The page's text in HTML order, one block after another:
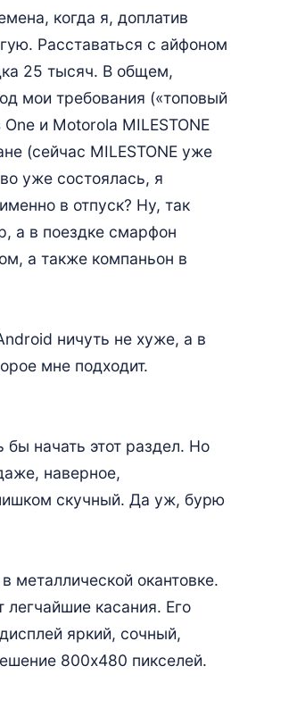
когда я, доплатив
Расставаться с айфоном
25 тысяч. В общем,
мои требования («топовый
и Motorola MILESTONE
(сейчас MILESTONE уже
уже состоялась, я
в отпуск? Ну, так
а в поездке смарфон
а также компаньон в
ничуть не хуже, а в
мне подходит.
бы начать этот раздел. Но
наверное,
скучный. Да уж, бурю
металлической окантовке.
касания. Его
яркий, сочный,
800х480 пикселей.